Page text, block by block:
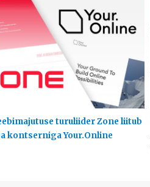
turuliider Zone liitub
kontserniga Your.Online